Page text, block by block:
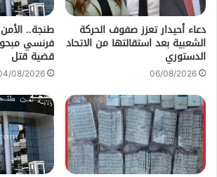
دعاء أحيدار تعزز صفوف الحركة
الشعبية بعد استقالتها من الاتحاد
الدستوري
06/08/2026
طنجة..
فرنسي
قضية قتل
08/2026